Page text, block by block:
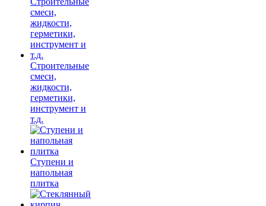
Строительные
смеси,
жидкости,
герметики,
инструмент и
т.д.
Ступени и
напольная
плитка